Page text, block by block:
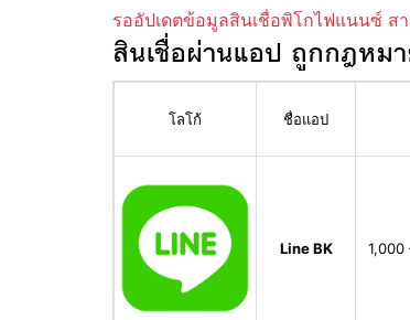
รออัปเดตข้อมูลสินเชื่อพิโกไฟแนนซ์ ส
สินเชื่อผ่านแอป ถูกกฎหม
โลโก้ ชื่อแอป
Line BK 1,000